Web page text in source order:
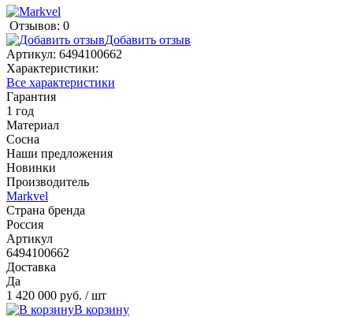
Отзывов: 0
Добавить отзыв
Артикул: 6494100662
Характеристики:
Все характеристики
Гарантия
1 год
Материал
Сосна
Наши предложения
Новинки
Производитель
Markvel
Страна бренда
Россия
Артикул
6494100662
Доставка
Да
1 420 000 руб. / шт
В корзину